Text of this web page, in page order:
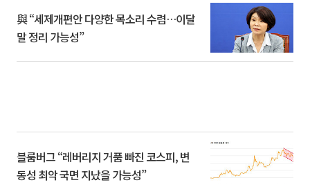
與 “세제개편안 다양한 목소리 수렴…이달
말 정리 가능성”
블룸버그 “레버리지 거품 빠진 코스피, 변
동성 최악 국면 지났을 가능성”